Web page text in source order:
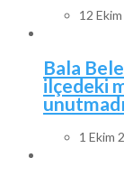
12
Bala
ilçedeki
1 Ekim